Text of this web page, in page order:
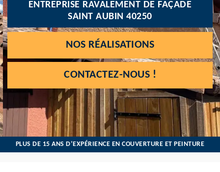
ENTREPRISE RAVALEMENT DE FAÇADE
SAINT AUBIN 40250
NOS RÉALISATIONS
CONTACTEZ-NOUS !
PLUS DE 15 ANS D’EXPÉRIENCE EN COUVERTURE ET PEINTURE